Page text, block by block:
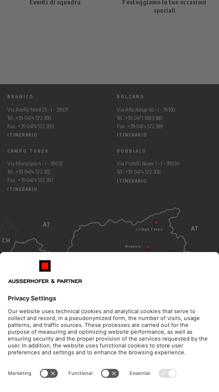
Eventi di squadra
Festeggiamo le tue occasioni
speciali
BRUNICO
Via Anello Nord 25 - I - 39031
Tel.: +39 0474 572 300
Fax.: +39 0474 572 399
ITINERARIO
BOLZANO
Via Alto Adige 40 - I - 39100
Tel.: +39 0471 188 9380
Fax.: +39 0474 572 389
ITINERARIO
CAMPO TURES
Via Municipio 4 - I - 39032
Tel.: +39 0474 572 302
Fax.: +39 0474 572 397
ITINERARIO
DOBBIACO
Via Fratelli Bauer 1 - I - 39034
Tel.: +39 0474 572 300
ITINERARIO
AT
AT
CH
ITALY
Brunico
Campo Tures
Lunedì - giovedì
Telefono